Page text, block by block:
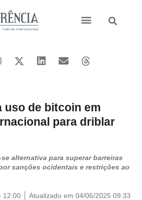
uso de bitcoin em
para driblar
alternativa para superar barreiras
sanções ocidentais e restrições ao
12:00 Atualizado em 04/06/2025 09:33